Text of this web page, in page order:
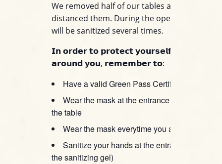
We removed half of our tables and seats and
distanced them. During the opening time the
will be sanitized several times.
𝗜𝗻 𝗼𝗿𝗱𝗲𝗿 𝘁𝗼 𝗽𝗿𝗼𝘁𝗲𝗰𝘁 𝘆𝗼𝘂𝗿𝘀𝗲𝗹𝗳 𝗮𝗻𝗱 𝘁𝗵𝗼𝘀𝗲
𝗮𝗿𝗼𝘂𝗻𝗱 𝘆𝗼𝘂, 𝗿𝗲𝗺𝗲𝗺𝗯𝗲𝗿 𝘁𝗼:
Have a valid Green Pass Certification
Wear the mask at the entrance and until you
the table
Wear the mask everytime you are not at the
Sanitize your hands at the entrance (we’ll
the sanitizing gel)